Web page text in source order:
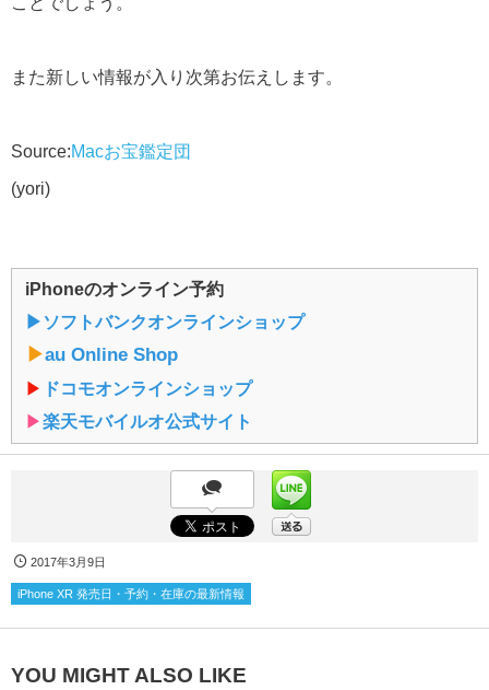
また新しい情報が入り次第お伝えします。
Source:Macお宝鑑定団
(yori)
iPhoneのオンライン予約
▶︎ソフトバンクオンラインショップ
▶︎au Online Shop
▶︎ ドコモオンラインショップ
▶︎楽天モバイルオ公式サイト
2017年3月9日
iPhone XR 発売日・予約・在庫の最新情報
YOU MIGHT ALSO LIKE